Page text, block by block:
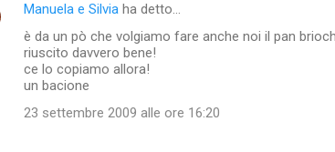
Manuela e Silvia ha detto…
è da un pò che volgiamo fare anche noi il pan
riuscito davvero bene!
ce lo copiamo allora!
un bacione
23 settembre 2009 alle ore 16:20